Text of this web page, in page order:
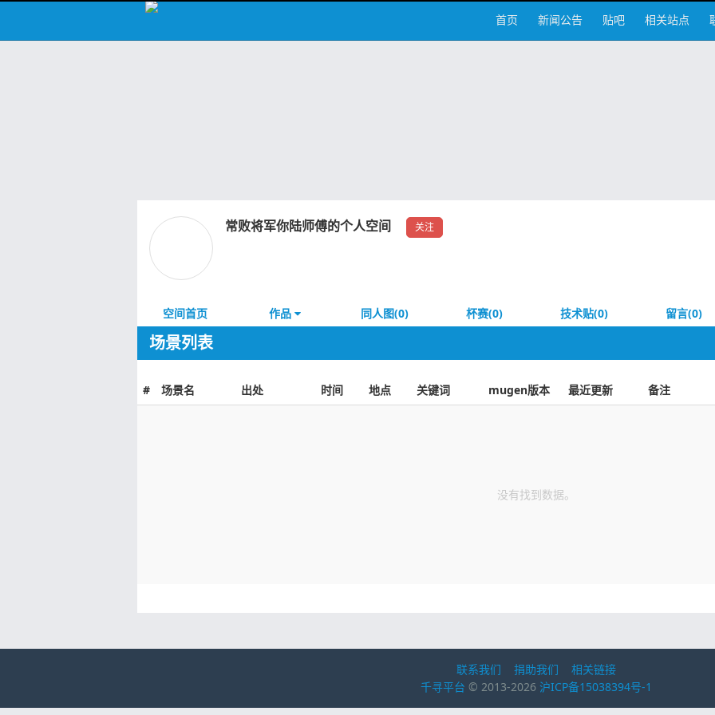
首页 新闻公告 贴吧 相关站点
常败将军你陆师傅的个人空间 关注
空间首页 作品 同人图(0) 杯赛(0) 技术贴(0) 留言(0)
场景列表
# 场景名 出处 时间 地点 关键词 mugen版本 最近更新 备注
没有找到数据。
联系我们 捐助我们
相关链接
千寻平台 © 2013-2026 沪ICP备15038394号-1